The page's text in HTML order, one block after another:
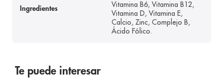
Ingredientes
Vitamina B6, Vitamina B12,
Vitamina D, Vitamina E,
Calcio, Zinc, Complejo B,
Ácido Fólico.
Te puede interesar